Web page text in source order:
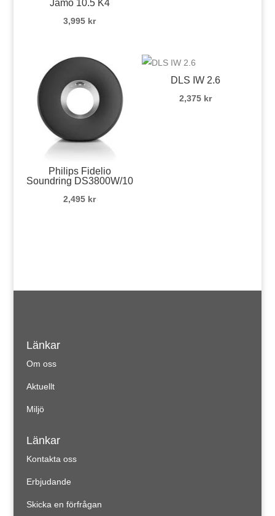
Jamo 10.5 K4
3,995 kr
Philips Fidelio
Soundring DS3800W/10
2,495 kr
DLS IW 2.6
2,375 kr
Länkar
Om oss
Aktuellt
Miljö
Länkar
Kontakta oss
Erbjudande
Skicka en förfrågan